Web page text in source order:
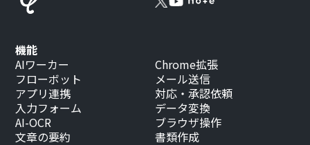
機能
AIワーカー
フローボット
アプリ連携
入力フォーム
AI-OCR
文章の要約
Chrome拡張
メール送信
対応・承認依頼
データ変換
ブラウザ操作
書類作成